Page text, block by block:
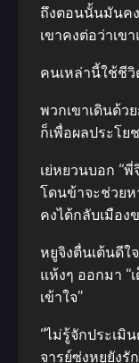
ถึงตอนนั้นมันค
เขาคงต่อว่าเข
คนเหล่านี้ใช้ชีวิ
พวกเขาเดินด้ว
ก็เพื่อผลประโย
เย่หยวนบอก “
โดนข้าจะช่วย
คงได้กลับเมือง
หยูจิงตื่นเต้นดีใ
แห้งๆ ออกมา “
เข้าใจ”
“ไม่รู้จักประเมิ
จารย์ซ่งหยูยังรั